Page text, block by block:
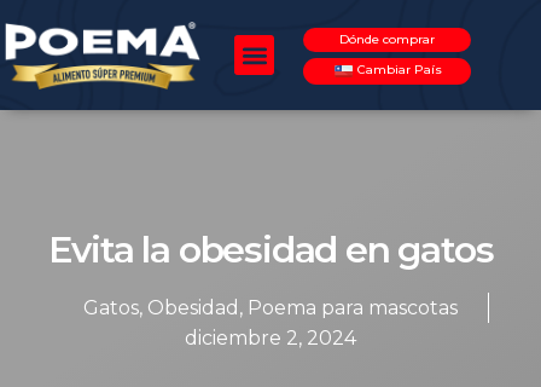
Dónde comprar
Cambiar País
Evita la obesidad en gatos
Gatos, Obesidad , Poema para mascotas
diciembre 2, 2024